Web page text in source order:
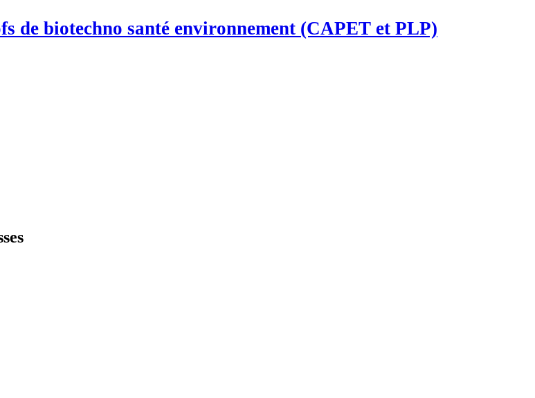
de biotechno santé environnement (CAPET et PLP)